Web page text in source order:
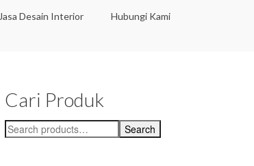
Jasa Desain Interior Hubungi Kami
Cari Produk
Search
for:
Search